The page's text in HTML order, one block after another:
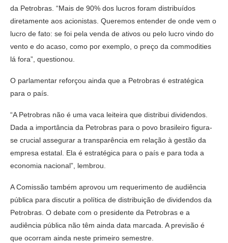
da Petrobras. “Mais de 90% dos lucros foram distribuídos
diretamente aos acionistas. Queremos entender de onde vem o
lucro de fato: se foi pela venda de ativos ou pelo lucro vindo do
vento e do acaso, como por exemplo, o preço da commodities
lá fora”, questionou.
O parlamentar reforçou ainda que a Petrobras é estratégica
para o país.
“A Petrobras não é uma vaca leiteira que distribui dividendos.
Dada a importância da Petrobras para o povo brasileiro figura-
se crucial assegurar a transparência em relação à gestão da
empresa estatal. Ela é estratégica para o país e para toda a
economia nacional”, lembrou.
A Comissão também aprovou um requerimento de audiência
pública para discutir a política de distribuição de dividendos da
Petrobras. O debate com o presidente da Petrobras e a
audiência pública não têm ainda data marcada. A previsão é
que ocorram ainda neste primeiro semestre.